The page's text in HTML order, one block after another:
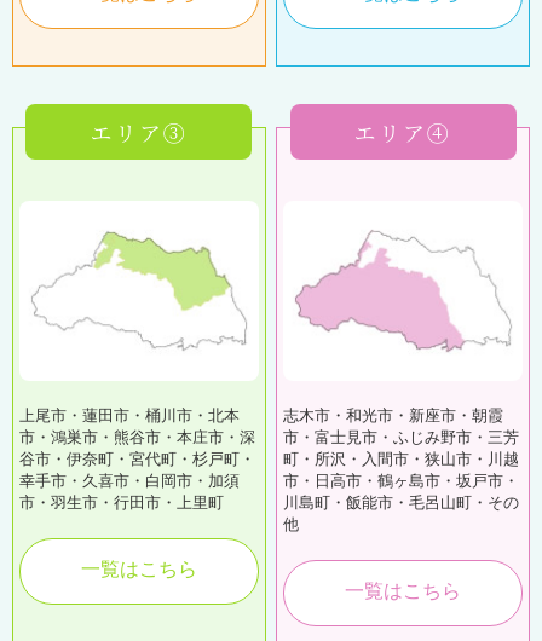
エリア③
上尾市・蓮田市・桶川市・北本
市・鴻巣市・熊谷市・本庄市・深
谷市・伊奈町・宮代町・杉戸町・
幸手市・久喜市・白岡市・加須
市・羽生市・行田市・上里町
一覧はこちら
エリア④
志木市・和光市・新座市・朝霞
市・富士見市・ふじみ野市・三芳
町・所沢・入間市・狭山市・川越
市・日高市・鶴ヶ島市・坂戸市・
川島町・飯能市・毛呂山町・その
他
一覧はこちら